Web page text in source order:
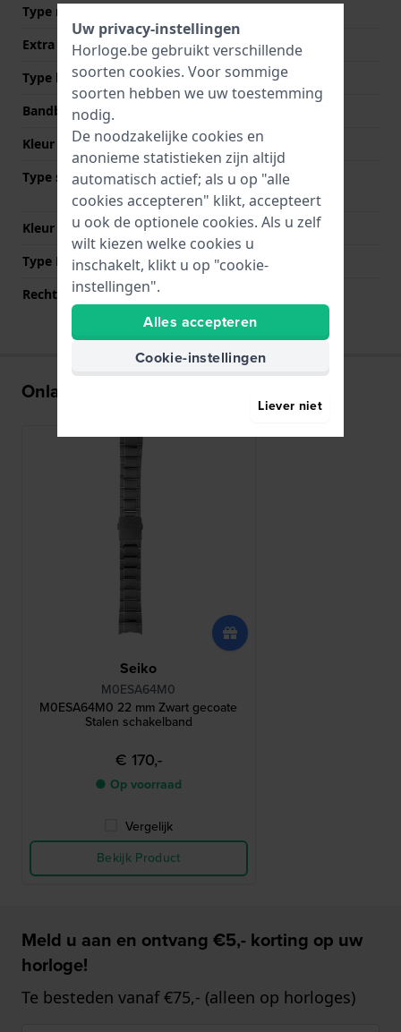
Type materiaal
Extra info
Stainless Steel Bracelet
Type band
Schakelband
Bandbreedte
Kleur Band
Zwart
Type sluiting
Vouwsluiting met
drukknoppen
Kleur sluiting
Zwart
Type Bevestiging
Bandpennen
Rechte aanzet
Onlangs bekeken
Seiko
M0ESA64M0
M0ESA64M0 22 mm Zwart gecoate
Stalen schakelband
€ 170,-
● Op voorraad
Vergelijk
Bekijk Product
Meld u aan en ontvang €5,- korting op uw
horloge!
Te besteden vanaf €75,- (alleen op horloges)
Uw privacy-instellingen
Horloge.be gebruikt verschillende
soorten cookies. Voor sommige
soorten hebben we uw toestemming
nodig.
De noodzakelijke cookies en
anonieme statistieken zijn altijd
automatisch actief; als u op "alle
cookies accepteren" klikt, accepteert
u ook de optionele cookies. Als u zelf
wilt kiezen welke cookies u
inschakelt, klikt u op "cookie-
instellingen".
Alles accepteren
Cookie-instellingen
Liever niet